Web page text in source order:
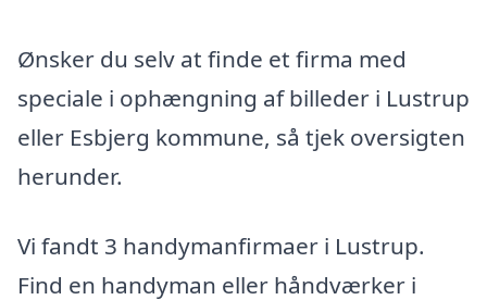
Ønsker du selv at finde et firma med
speciale i ophængning af billeder i Lustrup
eller Esbjerg kommune, så tjek oversigten
herunder.
Vi fandt 3 handymanfirmaer i Lustrup.
Find en handyman eller håndværker i